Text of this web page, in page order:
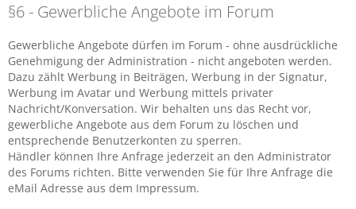
§6 - Gewerbliche Angebote im Forum
Gewerbliche Angebote dürfen im Forum - ohne ausdrückliche
Genehmigung der Administration - nicht angeboten werden.
Dazu zählt Werbung in Beiträgen, Werbung in der Signatur,
Werbung im Avatar und Werbung mittels privater
Nachricht/Konversation. Wir behalten uns das Recht vor,
gewerbliche Angebote aus dem Forum zu löschen und
entsprechende Benutzerkonten zu sperren.
Händler können Ihre Anfrage jederzeit an den Administrator
des Forums richten. Bitte verwenden Sie für Ihre Anfrage die
eMail Adresse aus dem Impressum.